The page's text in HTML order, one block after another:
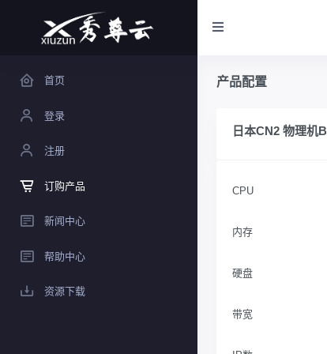
首页
登录
注册
订购产品
新闻中心
帮助中心
资源下载
产品配置
日本CN2 物理机B
CPU
内存
硬盘
带宽